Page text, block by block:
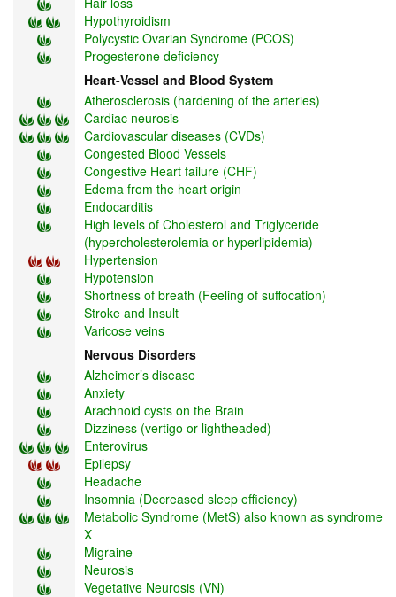
Hypothyroidism
Polycystic Ovarian Syndrome (PCOS)
Progesterone deficiency
Heart-Vessel and Blood System
Atherosclerosis (hardening of the arteries)
Cardiac neurosis
Cardiovascular diseases (CVDs)
Congested Blood Vessels
Congestive Heart failure (CHF)
Edema from the heart origin
Endocarditis
High levels of Cholesterol and Triglyceride
(hypercholesterolemia or hyperlipidemia)
Hypertension
Hypotension
Shortness of breath (Feeling of suffocation)
Stroke and Insult
Varicose veins
Nervous Disorders
Alzheimer’s disease
Anxiety
Arachnoid cysts on the Brain
Dizziness (vertigo or lightheaded)
Enterovirus
Epilepsy
Headache
Insomnia (Decreased sleep efficiency)
Metabolic Syndrome (MetS) also known as syndrome
X
Migraine
Neurosis
Vegetative Neurosis (VN)